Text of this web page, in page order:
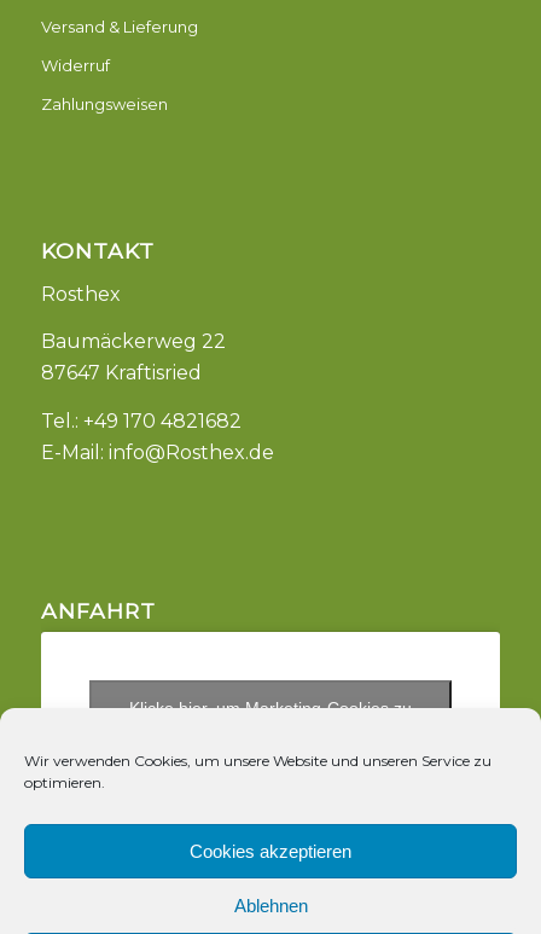
Wir verwenden Cookies, um unsere Website und unseren Service zu
optimieren.
Cookies akzeptieren
Ablehnen
Versand & Lieferung
Widerruf
Zahlungsweisen
KONTAKT
Rosthex
Baumäckerweg 22
87647 Kraftisried
Tel.: +49 170 4821682
E-Mail: info@Rosthex.de
ANFAHRT
Klicke hier, um Marketing-Cookies zu